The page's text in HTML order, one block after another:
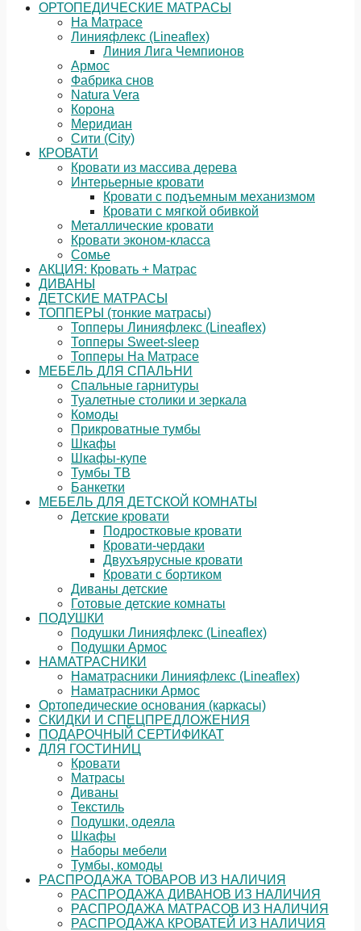
ОРТОПЕДИЧЕСКИЕ МАТРАСЫ
На Матрасе
Линияфлекс (Lineaflex)
Линия Лига Чемпионов
Армос
Фабрика снов
Natura Vera
Корона
Меридиан
Сити (City)
КРОВАТИ
Кровати из массива дерева
Интерьерные кровати
Кровати с подъемным механизмом
Кровати с мягкой обивкой
Металлические кровати
Кровати эконом-класса
Сомье
АКЦИЯ: Кровать + Матрас
ДИВАНЫ
ДЕТСКИЕ МАТРАСЫ
ТОППЕРЫ (тонкие матрасы)
Топперы Линияфлекс (Lineaflex)
Топперы Sweet-sleep
Топперы На Матрасе
МЕБЕЛЬ ДЛЯ СПАЛЬНИ
Спальные гарнитуры
Туалетные столики и зеркала
Комоды
Прикроватные тумбы
Шкафы
Шкафы-купе
Тумбы ТВ
Банкетки
МЕБЕЛЬ ДЛЯ ДЕТСКОЙ КОМНАТЫ
Детские кровати
Подростковые кровати
Кровати-чердаки
Двухъярусные кровати
Кровати с бортиком
Диваны детские
Готовые детские комнаты
ПОДУШКИ
Подушки Линияфлекс (Lineaflex)
Подушки Армос
НАМАТРАСНИКИ
Наматрасники Линияфлекс (Lineaflex)
Наматрасники Армос
Ортопедические основания (каркасы)
СКИДКИ И СПЕЦПРЕДЛОЖЕНИЯ
ПОДАРОЧНЫЙ СЕРТИФИКАТ
ДЛЯ ГОСТИНИЦ
Кровати
Матрасы
Диваны
Текстиль
Подушки, одеяла
Шкафы
Наборы мебели
Тумбы, комоды
РАСПРОДАЖА ТОВАРОВ ИЗ НАЛИЧИЯ
РАСПРОДАЖА ДИВАНОВ ИЗ НАЛИЧИЯ
РАСПРОДАЖА МАТРАСОВ ИЗ НАЛИЧИЯ
РАСПРОДАЖА КРОВАТЕЙ ИЗ НАЛИЧИЯ